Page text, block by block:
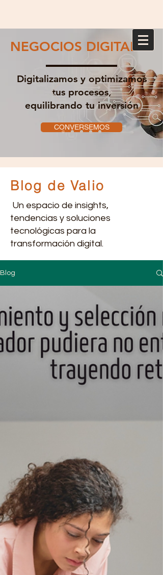
NEGOCIOS DIGITALES
Digitalizamos y optimizamos
tus procesos,
equilibrando tu inversión
CONVERSEMOS
Blog de Valio
Un espacio de insights,
tendencias y soluciones
tecnológicas para la
transformación digital.
Blog